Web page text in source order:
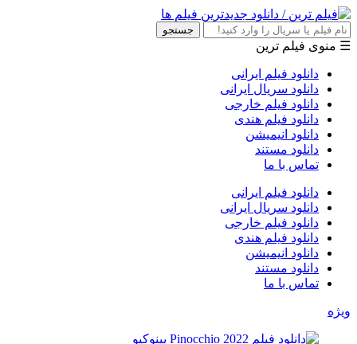
جستجو
☰ منوی فیلم ترین
دانلود فیلم ایرانی
دانلود سریال ایرانی
دانلود فیلم خارجی
دانلود فیلم هندی
دانلود انیمیشن
دانلود مستند
تماس با ما
دانلود فیلم ایرانی
دانلود سریال ایرانی
دانلود فیلم خارجی
دانلود فیلم هندی
دانلود انیمیشن
دانلود مستند
تماس با ما
ویژه